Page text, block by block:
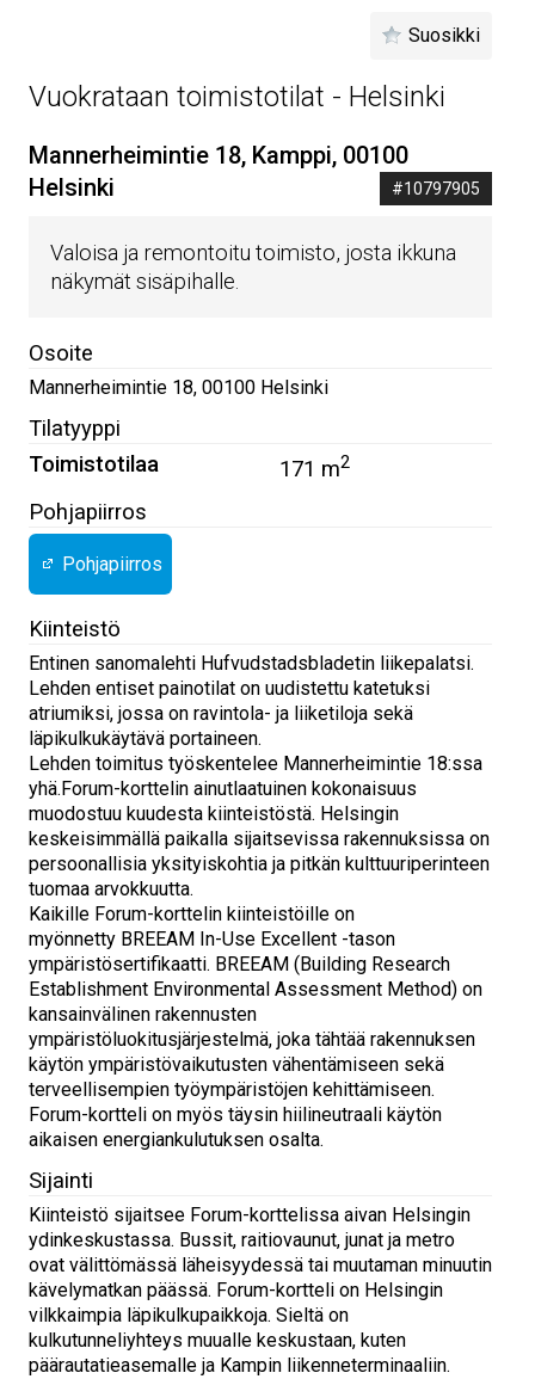
Suosikki
Vuokrataan toimistotilat - Helsinki
Mannerheimintie 18, Kamppi, 00100
Helsinki
#10797905
Valoisa ja remontoitu toimisto, josta ikkuna
näkymät sisäpihalle.
Osoite
Mannerheimintie 18, 00100 Helsinki
Tilatyyppi
Toimistotilaa
171 m2
Pohjapiirros
Pohjapiirros
Kiinteistö
Entinen sanomalehti Hufvudstadsbladetin liikepalatsi.
Lehden entiset painotilat on uudistettu katetuksi
atriumiksi, jossa on ravintola- ja liiketiloja sekä
läpikulkukäytävä portaineen.
Lehden toimitus työskentelee Mannerheimintie 18:ssa
yhä.Forum-korttelin ainutlaatuinen kokonaisuus
muodostuu kuudesta kiinteistöstä. Helsingin
keskeisimmällä paikalla sijaitsevissa rakennuksissa on
persoonallisia yksityiskohtia ja pitkän kulttuuriperinteen
tuomaa arvokkuutta.
Kaikille Forum-korttelin kiinteistöille on
myönnetty BREEAM In-Use Excellent -tason
ympäristösertifikaatti. BREEAM (Building Research
Establishment Environmental Assessment Method) on
kansainvälinen rakennusten
ympäristöluokitusjärjestelmä, joka tähtää rakennuksen
käytön ympäristövaikutusten vähentämiseen sekä
terveellisempien työympäristöjen kehittämiseen.
Forum-kortteli on myös täysin hiilineutraali käytön
aikaisen energiankulutuksen osalta.
Sijainti
Kiinteistö sijaitsee Forum-korttelissa aivan Helsingin
ydinkeskustassa. Bussit, raitiovaunut, junat ja metro
ovat välittömässä läheisyydessä tai muutaman minuutin
kävelymatkan päässä. Forum-kortteli on Helsingin
vilkkaimpia läpikulkupaikkoja. Sieltä on
kulkutunneliyhteys muualle keskustaan, kuten
päärautatieasemalle ja Kampin liikenneterminaaliin.